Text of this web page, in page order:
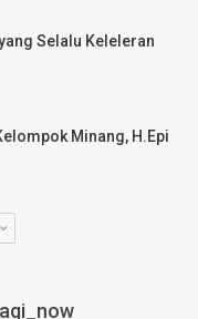
Selalu Keleleran
Minang, H.Epi